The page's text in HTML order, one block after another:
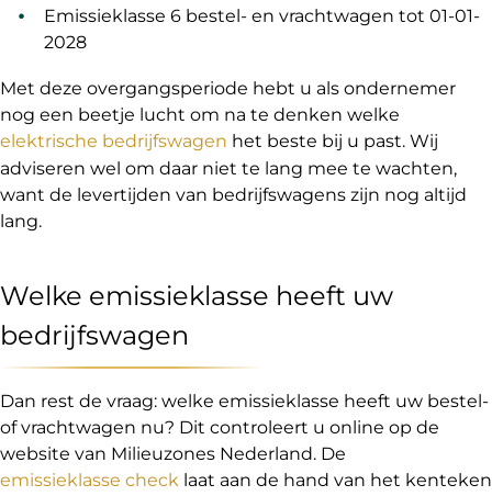
Emissieklasse 6 bestel- en vrachtwagen tot 01-01-
2028
Met deze overgangsperiode hebt u als ondernemer
nog een beetje lucht om na te denken welke
elektrische bedrijfswagen het beste bij u past. Wij
adviseren wel om daar niet te lang mee te wachten,
want de levertijden van bedrijfswagens zijn nog altijd
lang.
Welke emissieklasse heeft uw
bedrijfswagen
Dan rest de vraag: welke emissieklasse heeft uw bestel-
of vrachtwagen nu? Dit controleert u online op de
website van Milieuzones Nederland. De
emissieklasse check laat aan de hand van het kenteken